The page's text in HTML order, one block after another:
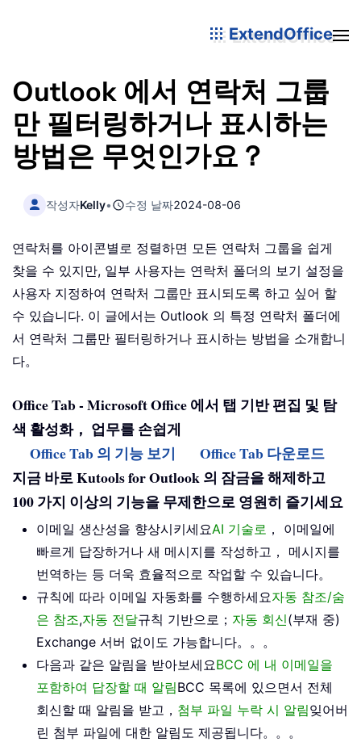
ExtendOffice
Outlook 에서 연락처 그룹
만 필터링하거나 표시하는
방법은 무엇인가요？
작성자Kelly• 수정 날짜2024-08-06
연락처를 아이콘별로 정렬하면 모든 연락처 그룹을 쉽게
찾을 수 있지만, 일부 사용자는 연락처 폴더의 보기 설정을
사용자 지정하여 연락처 그룹만 표시되도록 하고 싶어 할
수 있습니다. 이 글에서는 Outlook 의 특정 연락처 폴더에
서 연락처 그룹만 필터링하거나 표시하는 방법을 소개합니
다。
Office Tab - Microsoft Office 에서 탭 기반 편집 및 탐
색 활성화， 업무를 손쉽게
Office Tab 의 기능 보기
Office Tab 다운로드
지금 바로 Kutools for Outlook 의 잠금을 해제하고
100 가지 이상의 기능을 무제한으로 영원히 즐기세요
이메일 생산성을 향상시키세요AI 기술로 ， 이메일에
빠르게 답장하거나 새 메시지를 작성하고， 메시지를
번역하는 등 더욱 효율적으로 작업할 수 있습니다。
규칙에 따라 이메일 자동화를 수행하세요자동 참조/숨
은 참조,자동 전달규칙 기반으로； 자동 회신(부재 중)
Exchange 서버 없이도 가능합니다。。。
다음과 같은 알림을 받아보세요BCC 에 내 이메일을
포함하여 답장할 때 알림BCC 목록에 있으면서 전체
회신할 때 알림을 받고， 첨부 파일 누락 시 알림잊어버
린 첨부 파일에 대한 알림도 제공됩니다。。。